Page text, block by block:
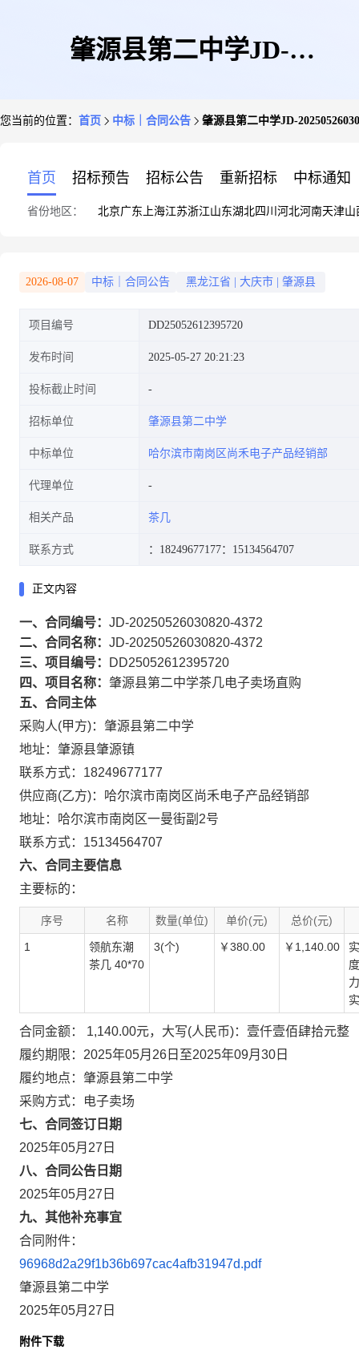
肇源县第二中学JD-
您当前的位置： 首页 中标｜合同公告 肇源县第二中学JD-
首页 招标预告 招标公告 重新招标 中标通知
省份地区： 北京广东 上海江苏浙江山东湖北四川 河北河南天津山
2026-08-07 中标｜合同公告 黑龙江省 大庆市 肇源县
项目编号 DD25052612395720
发布时间 2025-05-27 20:21:23
投标截止时间
招标单位 肇源县第二中学
中标单位 哈尔滨市南岗区尚禾电子产品经销部
代理单位
相关产品 茶几
联系方式 ：18249677177：15134564707
正文内容
一、合同编号： JD-20250526030820-4372
二、合同名称： JD-20250526030820-4372
三、项目编号：
DD25052612395720
四、项目名称： 肇源县第二中学茶几电子卖场直购
五、合同主体
采购人(甲方)：肇源县第二中学
地址：肇源县肇源镇
联系方式：18249677177
供应商(乙方)：哈尔滨市南岗区尚禾电子产品经销部
地址：哈尔滨市南岗区一曼街副2号
联系方式：15134564707
六、合同主要信息
主要标的：
序号 名称 数量(单位) 单价(元) 总价(元)
1
领航东潮
茶几 40*70
3(个) ￥380.00 ￥1,140.00
合同金额： 1,140.00元，大写(人民币)：壹仟壹佰肆拾元整
履约期限：2025年05月26日至2025年09月30日
履约地点：肇源县第二中学
采购方式：电子卖场
七、合同签订日期
2025年05月27日
八、合同公告日期
2025年05月27日
九、其他补充事宜
合同附件：
96968d2a29f1b36b697cac4afb31947d.pdf
肇源县第二中学
2025年05月27日
附件下载